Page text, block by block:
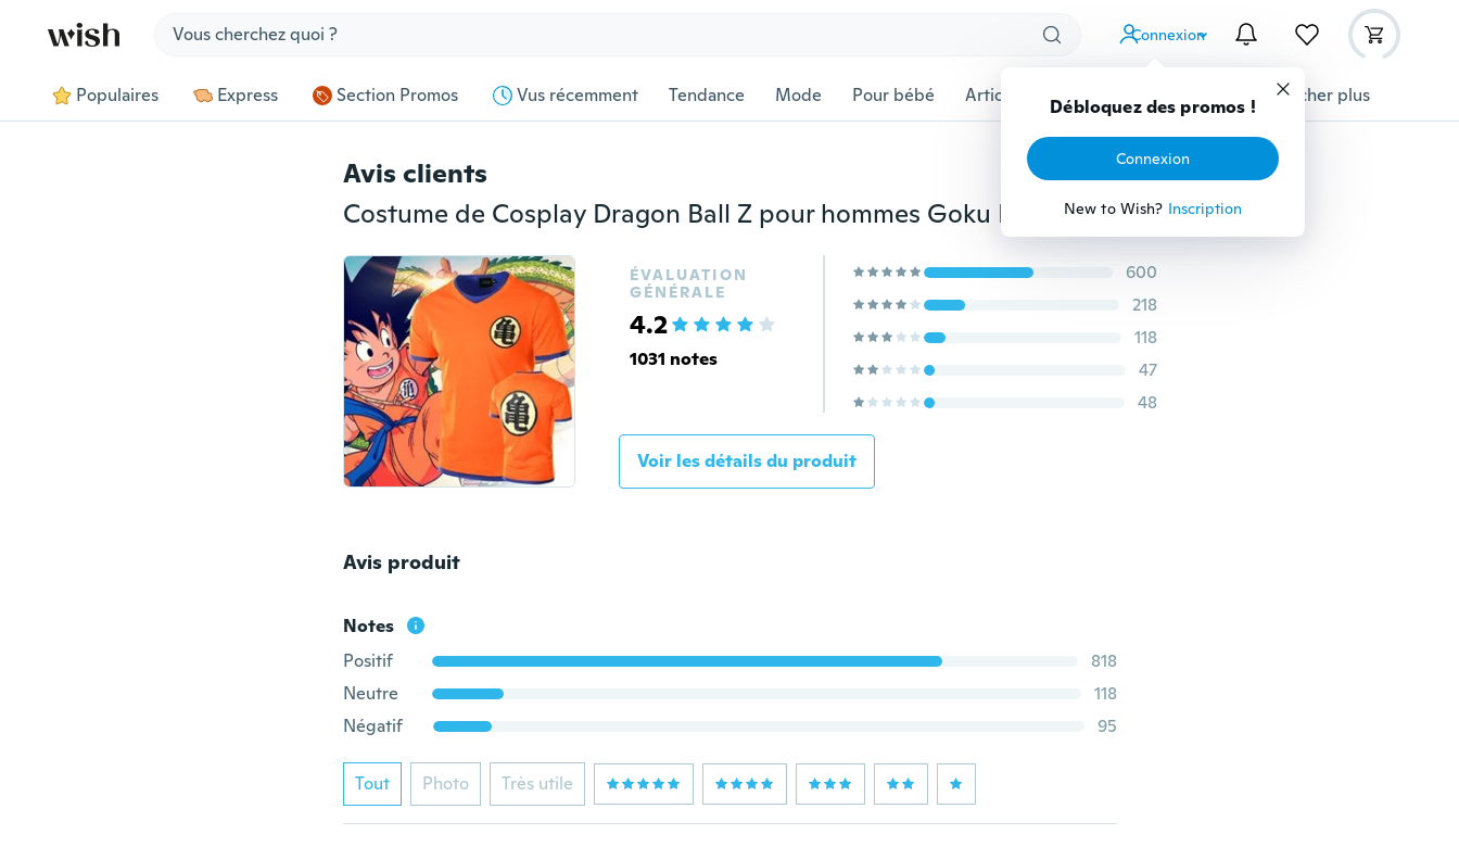
Connexion
Débloquez des promos !
Connexion
New to Wish? Inscription
Populaires Express Section Promos Vus récemment Tendance Mode Pour bébé Articles pour animaux domestiques Afficher plus
Avis clients
Costume de Cosplay Dragon Ball Z pour hommes Goku Kame symbole T-shirt décontracté
ÉVALUATION
GÉNÉRALE
4.2
1031 notes
600
218
118
47
48
Voir les détails du produit
Avis produit
Notes
Positif
818
Neutre
118
Négatif
95
Tout Photo Très utile